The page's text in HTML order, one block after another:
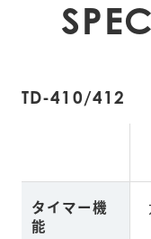
TD-410/412
タイマー機
能